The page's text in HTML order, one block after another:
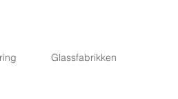
Glassfabrikken